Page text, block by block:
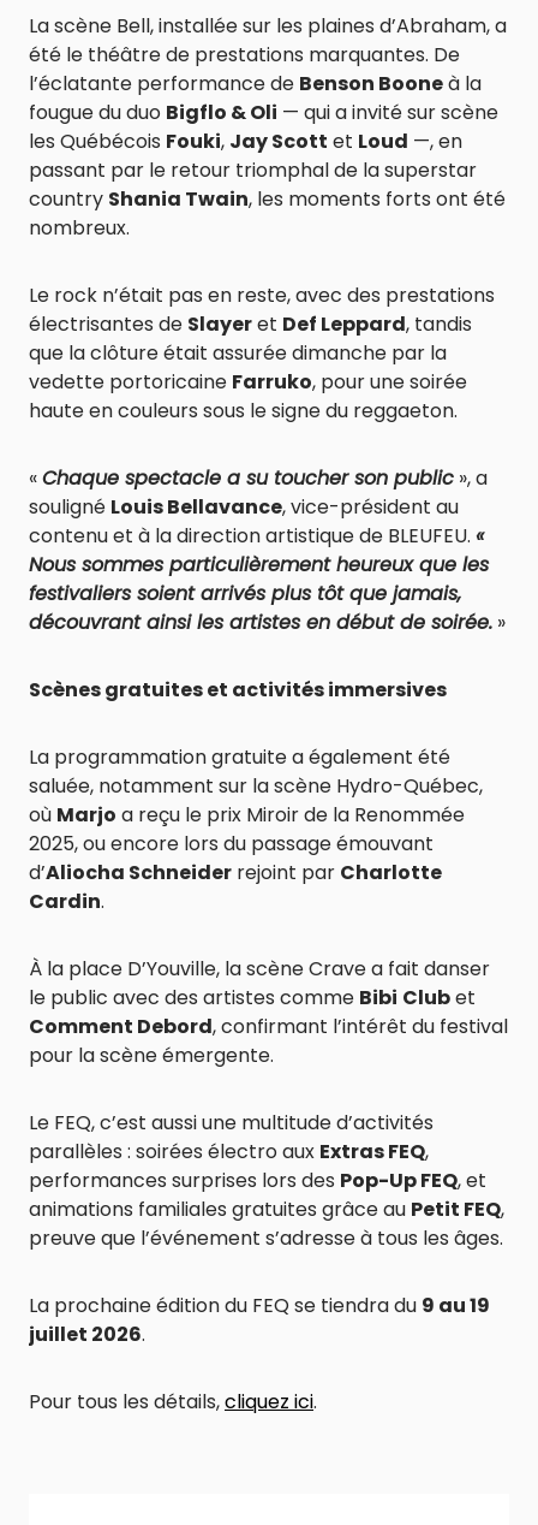
La scène Bell, installée sur les plaines d’Abraham, a
été le théâtre de prestations marquantes. De
l’éclatante performance de Benson Booneà la
fougue du duo Bigflo & Oli — qui a invité sur scène
les Québécois Fouki, Jay Scott et Loud —, en
passant par le retour triomphal de la superstar
country Shania Twain, les moments forts ont été
nombreux.
Le rock n’était pas en reste, avec des prestations
électrisantes de Slayeret Def Leppard, tandis
que la clôture était assurée dimanche par la
vedette portoricaine Farruko, pour une soirée
haute en couleurs sous le signe du reggaeton.
«Chaque spectacle a su toucher son public », a
souligné Louis Bellavance, vice-président au
contenu et à la direction artistique de BLEUFEU. «
Nous sommes particulièrement heureux que les
festivaliers soient arrivés plus tôt que jamais,
découvrant ainsi les artistes en début de soirée. »
Scènes gratuites et activités immersives
La programmation gratuite a également été
saluée, notamment sur la scène Hydro-Québec,
où Marjo a reçu le prix Miroir de la Renommée
2025, ou encore lors du passage émouvant
d’Aliocha Schneider rejoint par Charlotte
Cardin.
À la place D’Youville, la scène Crave a fait danser
le public avec des artistes comme Bibi Clubet
Comment Debord, confirmant l’intérêt du festival
pour la scène émergente.
Le FEQ, c’est aussi une multitude d’activités
parallèles : soirées électro aux Extras FEQ,
performances surprises lors des Pop-Up FEQ, et
animations familiales gratuites grâce au Petit FEQ,
preuve que l’événement s’adresse à tous les âges.
La prochaine édition du FEQ se tiendra du 9 au 19
juillet 2026.
Pour tous les détails,cliquez ici.